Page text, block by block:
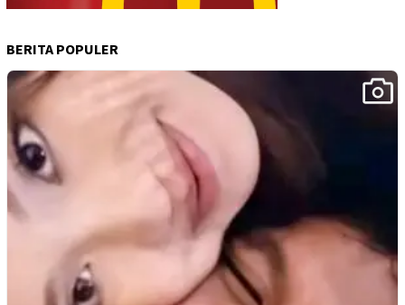
BERITA POPULER